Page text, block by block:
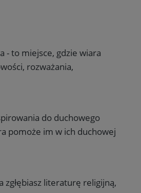
- to miejsce, gdzie wiara
rozważania,
do duchowego
pomoże im w ich duchowej
literaturę religijną,